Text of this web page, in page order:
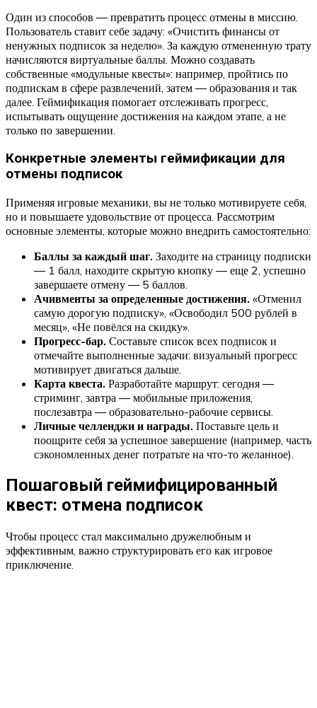
Один из способов — превратить процесс отмены в миссию.
Пользователь ставит себе задачу: «Очистить финансы от
ненужных подписок за неделю». За каждую отмененную трату
начисляются виртуальные баллы. Можно создавать
собственные «модульные квесты»: например, пройтись по
подпискам в сфере развлечений, затем — образования и так
далее. Геймификация помогает отслеживать прогресс,
испытывать ощущение достижения на каждом этапе, а не
только по завершении.
Конкретные элементы геймификации для
отмены подписок
Применяя игровые механики, вы не только мотивируете себя,
но и повышаете удовольствие от процесса. Рассмотрим
основные элементы, которые можно внедрить самостоятельно:
Баллы за каждый шаг. Заходите на страницу подписки
— 1 балл, находите скрытую кнопку — еще 2, успешно
завершаете отмену — 5 баллов.
Ачивменты за определенные достижения. «Отменил
самую дорогую подписку», «Освободил 500 рублей в
месяц», «Не повёлся на скидку».
Прогресс-бар. Составьте список всех подписок и
отмечайте выполненные задачи: визуальный прогресс
мотивирует двигаться дальше.
Карта квеста. Разработайте маршрут: сегодня —
стриминг, завтра — мобильные приложения,
послезавтра — образовательно-рабочие сервисы.
Личные челленджи и награды. Поставьте цель и
поощрите себя за успешное завершение (например, часть
сэкономленных денег потратьте на что-то желанное).
Пошаговый геймифицированный
квест: отмена подписок
Чтобы процесс стал максимально дружелюбным и
эффективным, важно структурировать его как игровое
приключение.